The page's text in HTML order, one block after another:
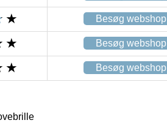
Besøg webshop
Besøg webshop
Besøg webshop